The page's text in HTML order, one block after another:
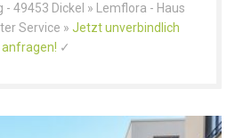
- 49453 Dickel » Lemflora - Haus
Service » Jetzt unverbindlich
anfragen! ✓